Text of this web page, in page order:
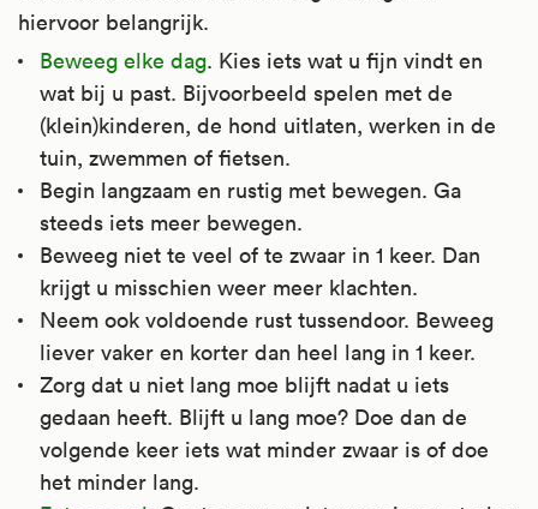
hiervoor belangrijk.
Beweeg elke dag. Kies iets wat u fijn vindt en
wat bij u past. Bijvoorbeeld spelen met de
(klein)kinderen, de hond uitlaten, werken in de
tuin, zwemmen of fietsen.
Begin langzaam en rustig met bewegen. Ga
steeds iets meer bewegen.
Beweeg niet te veel of te zwaar in 1 keer. Dan
krijgt u misschien weer meer klachten.
Neem ook voldoende rust tussendoor. Beweeg
liever vaker en korter dan heel lang in 1 keer.
Zorg dat u niet lang moe blijft nadat u iets
gedaan heeft. Blijft u lang moe? Doe dan de
volgende keer iets wat minder zwaar is of doe
het minder lang.